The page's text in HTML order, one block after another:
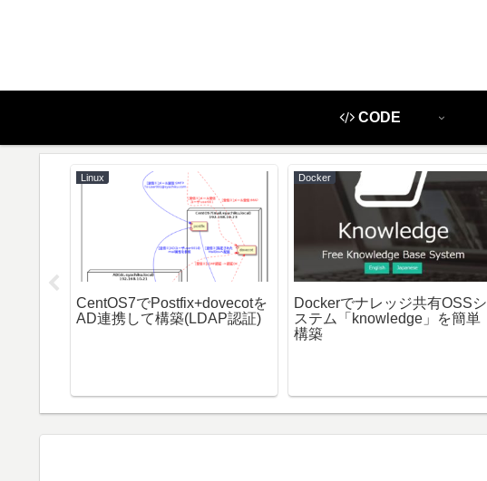
CODE
Linux
CentOS7でPostfix+dovecotを
AD連携して構築(LDAP認証)
Docker
Dockerでナレッジ共有OSSシ
ステム「knowledge」を簡単
構築